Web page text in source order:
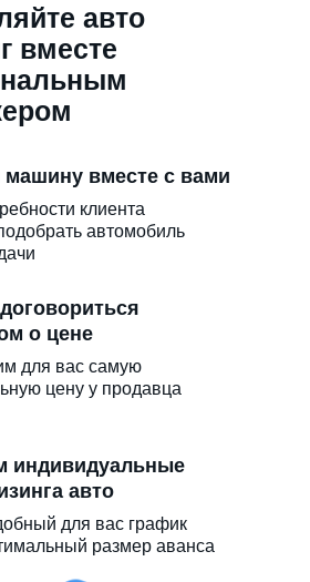
индивидуальные
авто
для вас график
размер аванса
о цене
для вас самую
цену у продавца
вместе с вами
клиента
автомобиль
авто
вместе